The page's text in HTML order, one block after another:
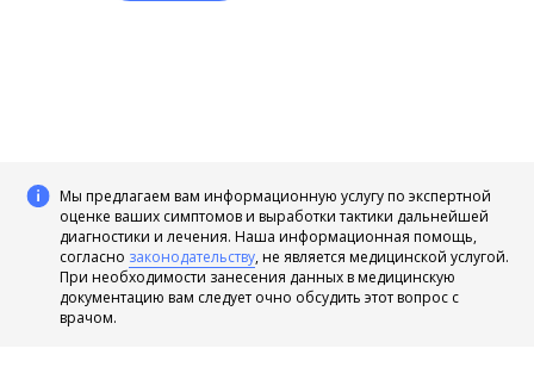
Мы предлагаем вам информационную услугу по экспертной
оценке ваших симптомов и выработки тактики дальнейшей
диагностики и лечения. Наша информационная помощь,
согласно законодательству, не является медицинской услугой.
При необходимости занесения данных в медицинскую
документацию вам следует очно обсудить этот вопрос с
врачом.